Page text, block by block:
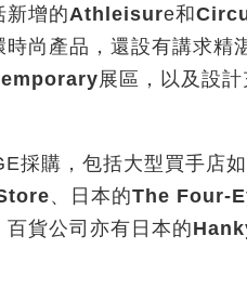
新增的Athleisure和
尚產品，還設有講求精
展區，以及設
採購，包括大型買手店
、日本的The Four-
百貨公司亦有日本的